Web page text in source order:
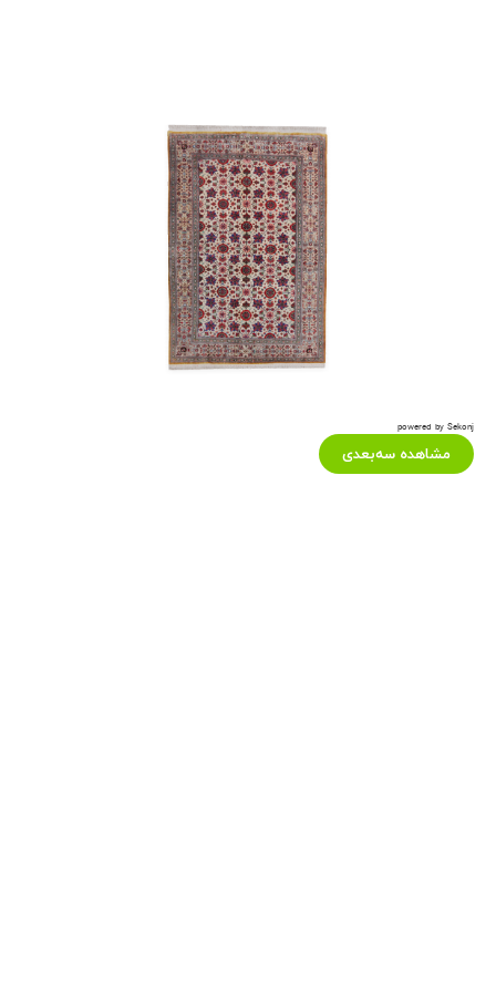
powered by Sekonj
مشاهده سه‌بعدی